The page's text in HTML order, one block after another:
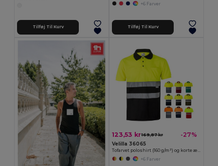
Tilføj Til Kurv
+6 Farver
Tilføj Til Kurv
123,53 kr169,87 kr -27%
Velilla 36065
+6 Farver